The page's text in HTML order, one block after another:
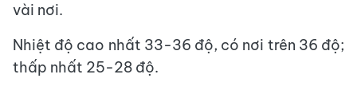
vài nơi.
Nhiệt độ cao nhất 33-36 độ, có nơi trên 36 độ;
thấp nhất 25-28 độ.